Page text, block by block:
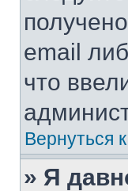
email
что
Вернуться
» Я